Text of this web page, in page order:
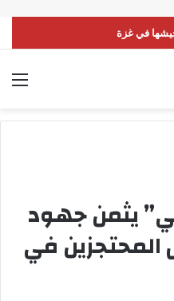
في غزة
يثمن جهود
المحتجزين في